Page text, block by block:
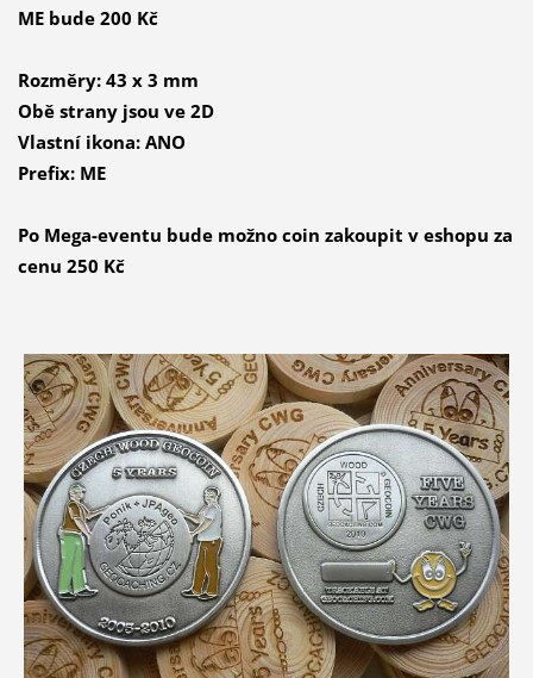
ME bude 200 Kč
Rozměry: 43 x 3 mm
Obě strany jsou ve 2D
Vlastní ikona: ANO
Prefix: ME
Po Mega-eventu bude možno coin zakoupit v eshopu za
cenu 250 Kč